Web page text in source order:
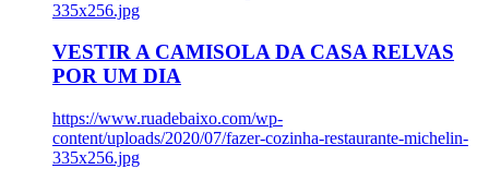
335x256.jpg
VESTIR A CAMISOLA DA CASA RELVAS
POR UM DIA
https://www.ruadebaixo.com/wp-
content/uploads/2020/07/fazer-cozinha-restaurante-michelin-
335x256.jpg